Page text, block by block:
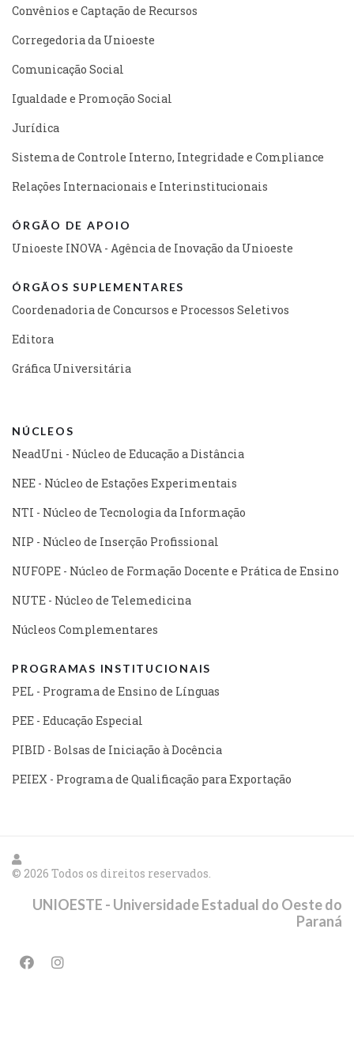
Convênios e Captação de Recursos
Corregedoria da Unioeste
Comunicação Social
Igualdade e Promoção Social
Jurídica
Sistema de Controle Interno, Integridade e Compliance
Relações Internacionais e Interinstitucionais
ÓRGÃO DE APOIO
Unioeste INOVA - Agência de Inovação da Unioeste
ÓRGÃOS SUPLEMENTARES
Coordenadoria de Concursos e Processos Seletivos
Editora
Gráfica Universitária
NÚCLEOS
NeadUni - Núcleo de Educação a Distância
NEE - Núcleo de Estações Experimentais
NTI - Núcleo de Tecnologia da Informação
NIP - Núcleo de Inserção Profissional
NUFOPE - Núcleo de Formação Docente e Prática de Ensino
NUTE - Núcleo de Telemedicina
Núcleos Complementares
PROGRAMAS INSTITUCIONAIS
PEL - Programa de Ensino de Línguas
PEE - Educação Especial
PIBID - Bolsas de Iniciação à Docência
PEIEX - Programa de Qualificação para Exportação
© 2026 Todos os direitos reservados.
UNIOESTE - Universidade Estadual do Oeste do
Paraná